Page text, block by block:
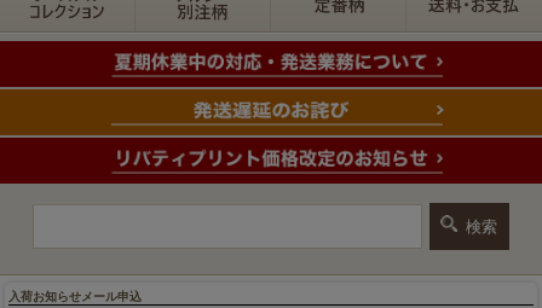
入荷お知らせメール申込